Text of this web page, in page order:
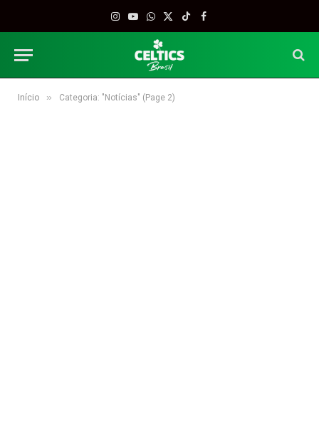
Instagram
YouTube
WhatsApp
X
TikTokFacebook
Início » Categoria: "Notícias" (Page 2)